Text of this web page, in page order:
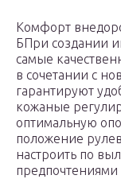
Комфорт
БПри создании
самые
в сочетании с
гарантируют
кожаные
оптимальную
положение
настроить по
предпочтениями